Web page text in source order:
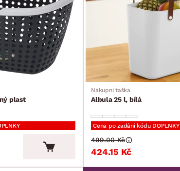
plast
Nákupní taška
Albula 25 l, bílá
Cena po zadání kódu DOPLNKY
424.15 Kč
499.00 Kč